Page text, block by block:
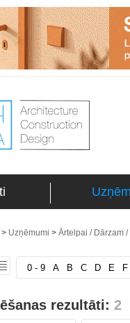
> Uzņēmumi > Ārtelpai / Dārzam /
0 - 9 A B C D E F
rezultāti: 2